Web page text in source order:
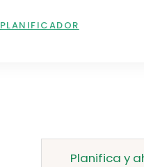
PLANIFICADOR
Planifica y